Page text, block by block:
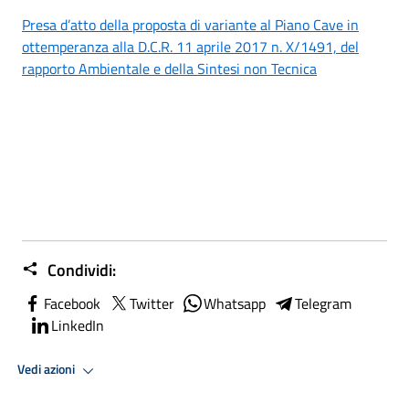
Presa d’atto della proposta di variante al Piano Cave in
ottemperanza alla D.C.R. 11 aprile 2017 n. X/1491, del
rapporto Ambientale e della Sintesi non Tecnica
Condividi:
Facebook Twitter Whatsapp
Telegram
LinkedIn
Vedi azioni